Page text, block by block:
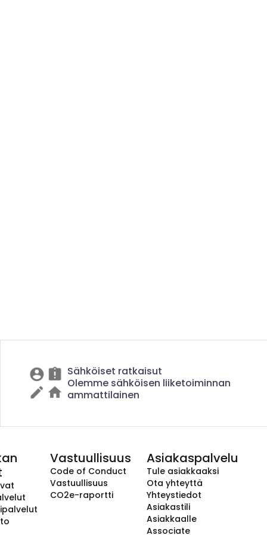
Sähköiset ratkaisut
Olemme sähköisen liiketoiminnan
ammattilainen
Vastuullisuus
Code of Conduct
Vastuullisuus
CO2e-raportti
Asiakaspalvelu
Tule asiakkaaksi
Ota yhteyttä
Yhteystiedot
Asiakastili
Asiakkaalle
Associate